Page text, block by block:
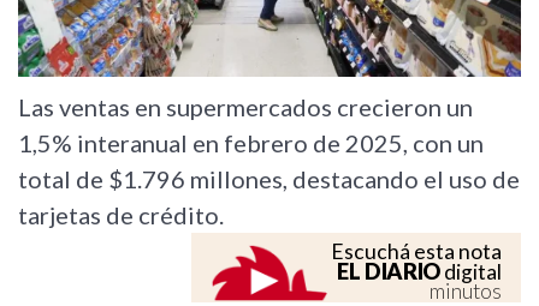
Las ventas en supermercados crecieron un
1,5% interanual en febrero de 2025, con un
total de $1.796 millones, destacando el uso de
tarjetas de crédito.
Escuchá esta nota
EL DIARIOdigital
minutos